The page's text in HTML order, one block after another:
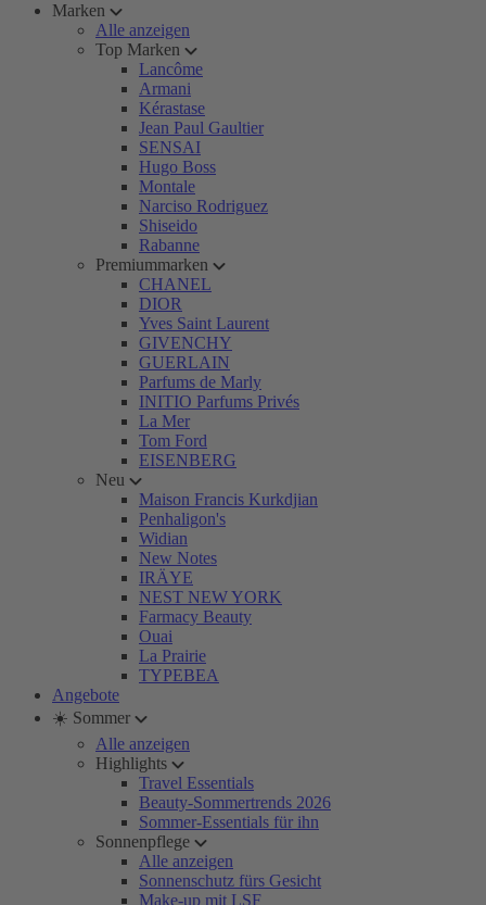
Marken
Alle anzeigen
Top Marken
Lancôme
Armani
Kérastase
Jean Paul Gaultier
SENSAI
Hugo Boss
Montale
Narciso Rodriguez
Shiseido
Rabanne
Premiummarken
CHANEL
DIOR
Yves Saint Laurent
GIVENCHY
GUERLAIN
Parfums de Marly
INITIO Parfums Privés
La Mer
Tom Ford
EISENBERG
Neu
Maison Francis Kurkdjian
Penhaligon's
Widian
New Notes
IRÄYE
NEST NEW YORK
Farmacy Beauty
Ouai
La Prairie
TYPEBEA
Angebote
☀️ Sommer
Alle anzeigen
Highlights
Travel Essentials
Beauty-Sommertrends 2026
Sommer-Essentials für ihn
Sonnenpflege
Alle anzeigen
Sonnenschutz fürs Gesicht
Make-up mit LSF